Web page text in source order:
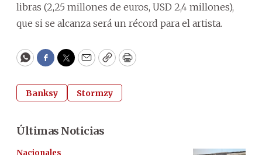
libras (2,25 millones de euros, USD 2,4 millones),
que si se alcanza será un récord para el artista.
WhatsApp
Facebook
Twitter
EmailCopyPrint
Banksy Stormzy
Últimas Noticias
Nacionales